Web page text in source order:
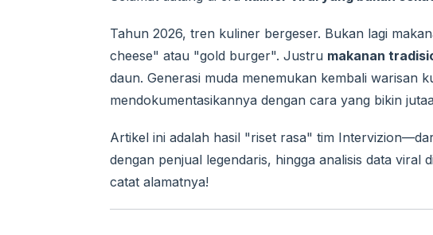
Tahun 2026, tren kuliner bergeser. Bukan lagi
cheese" atau "gold burger". Justru makanan
daun. Generasi muda menemukan kembali warisan
mendokumentasikannya dengan cara yang bikin
Artikel ini adalah hasil "riset rasa" tim
dengan penjual legendaris, hingga analisis data viral
catat alamatnya!